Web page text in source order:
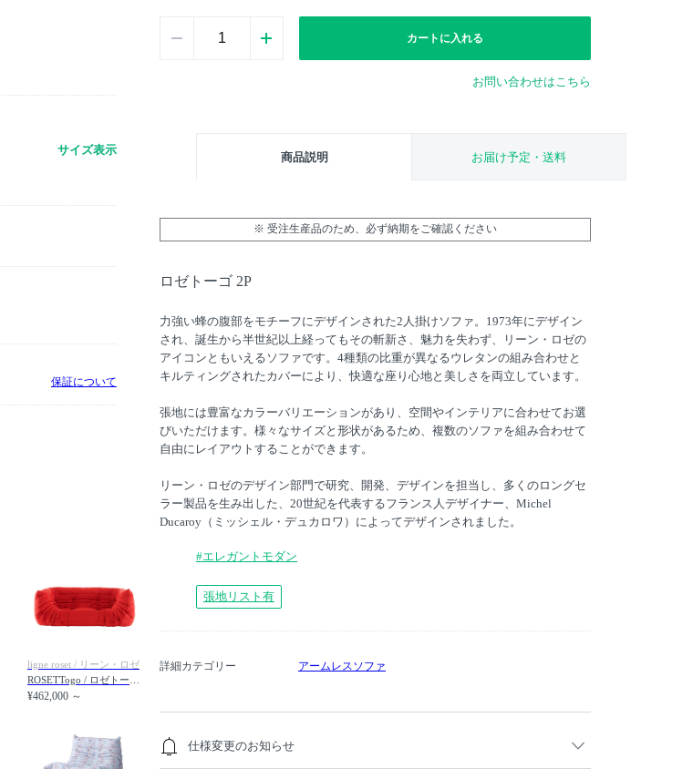
カートに入れる
お問い合わせはこちら
商品説明 お届け予定・送料
※ 受注生産品のため、必ず納期をご確認ください
ロゼトーゴ 2P
力強い蜂の腹部をモチーフにデザインされた2人掛けソファ。1973年にデザイン
され、誕生から半世紀以上経ってもその斬新さ、魅力を失わず、リーン・ロゼの
アイコンともいえるソファです。4種類の比重が異なるウレタンの組み合わせと
キルティングされたカバーにより、快適な座り心地と美しさを両立しています。
張地には豊富なカラーバリエーションがあり、空間やインテリアに合わせてお選
びいただけます。様々なサイズと形状があるため、複数のソファを組み合わせて
自由にレイアウトすることができます。
リーン・ロゼのデザイン部門で研究、開発、デザインを担当し、多くのロングセ
ラー製品を生み出した、20世紀を代表するフランス人デザイナー、Michel
Ducaroy（ミッシェル・デュカロワ）によってデザインされました。
#エレガントモダン
張地リスト有
詳細カテゴリー アームレスソファ
仕様変更のお知らせ
サイズ表示
保証について
ligne roset / リーン・ロゼ
¥462,000 ～